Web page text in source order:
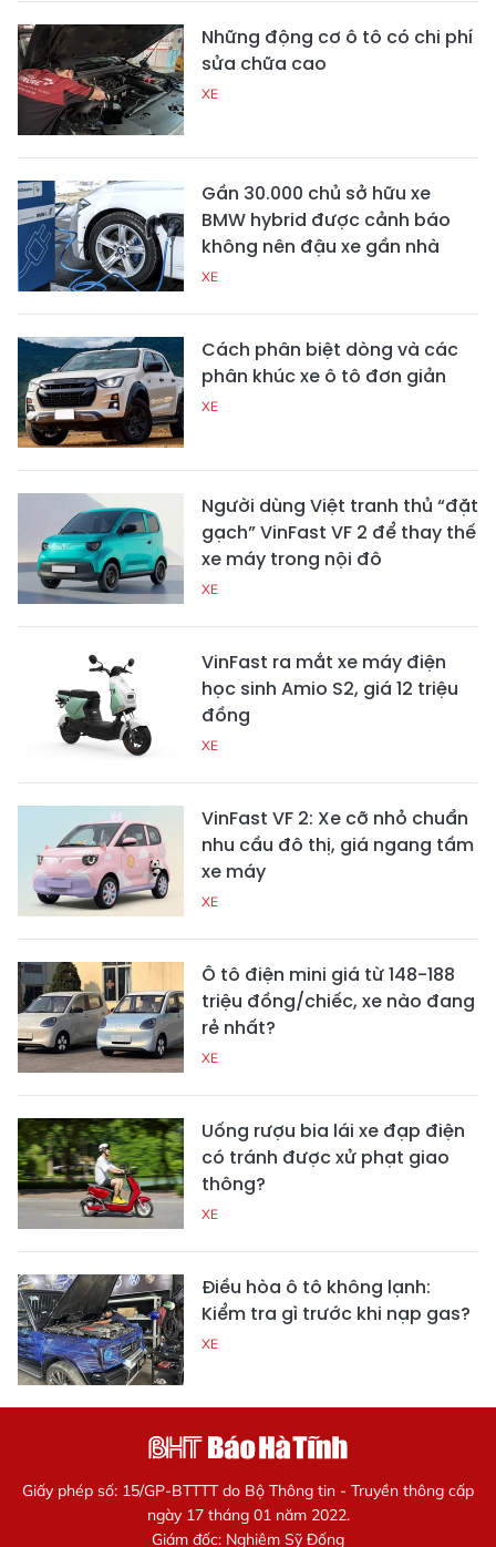
Những động cơ ô tô có chi phí
sửa chữa cao
XE
Gần 30.000 chủ sở hữu xe
BMW hybrid được cảnh báo
không nên đậu xe gần nhà
XE
Cách phân biệt dòng và các
phân khúc xe ô tô đơn giản
XE
Người dùng Việt tranh thủ “đặt
gạch” VinFast VF 2 để thay thế
xe máy trong nội đô
XE
VinFast ra mắt xe máy điện
học sinh Amio S2, giá 12 triệu
đồng
XE
VinFast VF 2: Xe cỡ nhỏ chuẩn
nhu cầu đô thị, giá ngang tầm
xe máy
XE
Ô tô điện mini giá từ 148-188
triệu đồng/chiếc, xe nào đang
rẻ nhất?
XE
Uống rượu bia lái xe đạp điện
có tránh được xử phạt giao
thông?
XE
Điều hòa ô tô không lạnh:
Kiểm tra gì trước khi nạp gas?
XE
Giấy phép số: 15/GP-BTTTT do Bộ Thông tin - Truyền thông cấp
ngày 17 tháng 01 năm 2022.
Giám đốc: Nghiêm Sỹ Đống